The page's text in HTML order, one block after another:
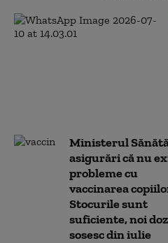
Ministerul
asigurări că nu
probleme cu
vaccinarea
Stocurile sunt
suficiente, noi
sosesc din iulie